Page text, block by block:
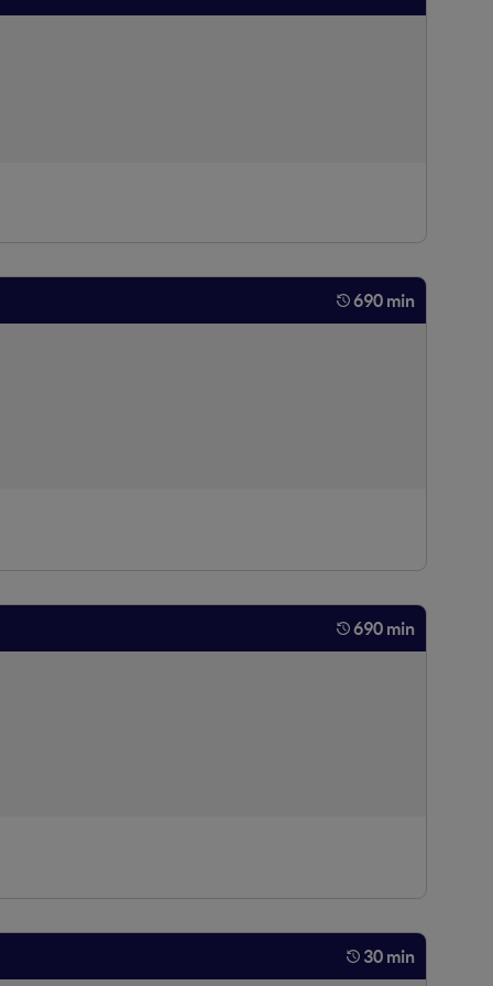
690 min
& seller del digital tech, open innovation stake
690 min
il matching fra professionisti del digitale e aziende
30 min